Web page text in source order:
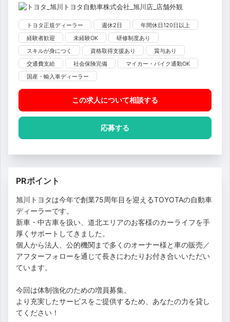
トヨタ正規ディーラー 週休2日
年間休日120日以上
経験者歓迎
未経験OK
研修制度あり
スキルが身につく
資格取得支援あり
賞与あり
交通費支給
社会保険完備
マイカー・バイク通勤OK
国産・輸入車ディーラー
この求人について相談する
応募する
PRポイント
旭川トヨタは今年で創業75周年目を迎えるTOYOTAの自動車
ディーラーです。
新車・中古車を扱い、道北エリアのお客様のカーライフを手
厚くサポートしてきました。
個人から法人、公的機関まで多くのオーナー様と車の販売／
アフターフォローを通じて長きにわたりお付き合いいただい
ています。
今回は体制強化のための増員募集。
より充実したサービスをご提供するため、あなたの力を貸し
てください！